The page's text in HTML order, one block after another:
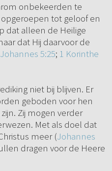
onbekeerden te
tot geloof en
dat alleen de Heilige
dat Hij daarvoor de
Johannes 5:25; 1 Korinthe
niet bij blijven. Er
geboden voor hen
Zij mogen verder
Met als doel dat
meer (Johannes
dragen voor de Heere